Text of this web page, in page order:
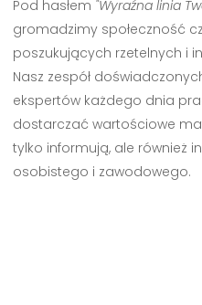
Pod hasłem "Wyraźna linia
gromadzimy społeczność
poszukujących rzetelnych i
Nasz zespół
ekspertów każdego dnia
dostarczać wartościowe
tylko informują, ale również
osobistego i zawodowego.